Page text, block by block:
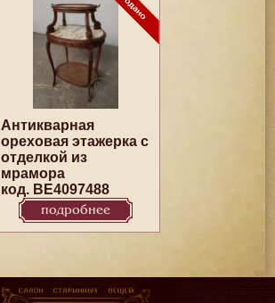
Антикварная
ореховая этажерка с
отделкой из
мрамора
код. BE4097488
подробнее